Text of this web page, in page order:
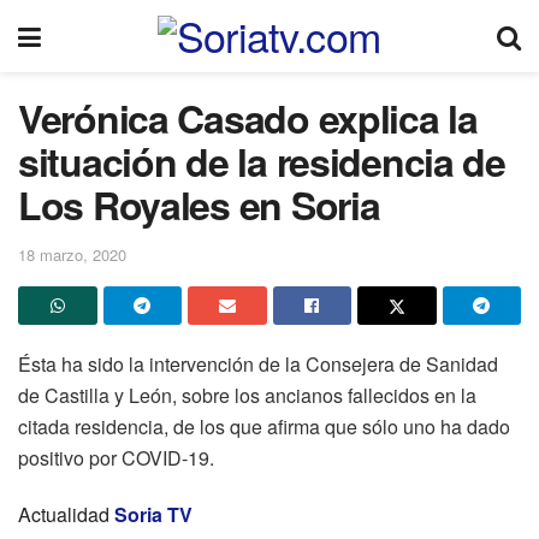
Verónica Casado explica la
situación de la residencia de
Los Royales en Soria
18 marzo, 2020
Ésta ha sido la intervención de la Consejera de Sanidad
de Castilla y León, sobre los ancianos fallecidos en la
citada residencia, de los que afirma que sólo uno ha dado
positivo por COVID-19.
Actualidad Soria TV